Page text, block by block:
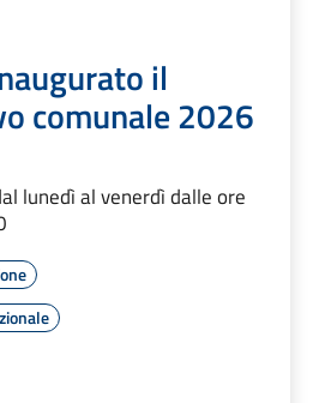
il
comunale 2026
lunedì al venerdì dalle ore